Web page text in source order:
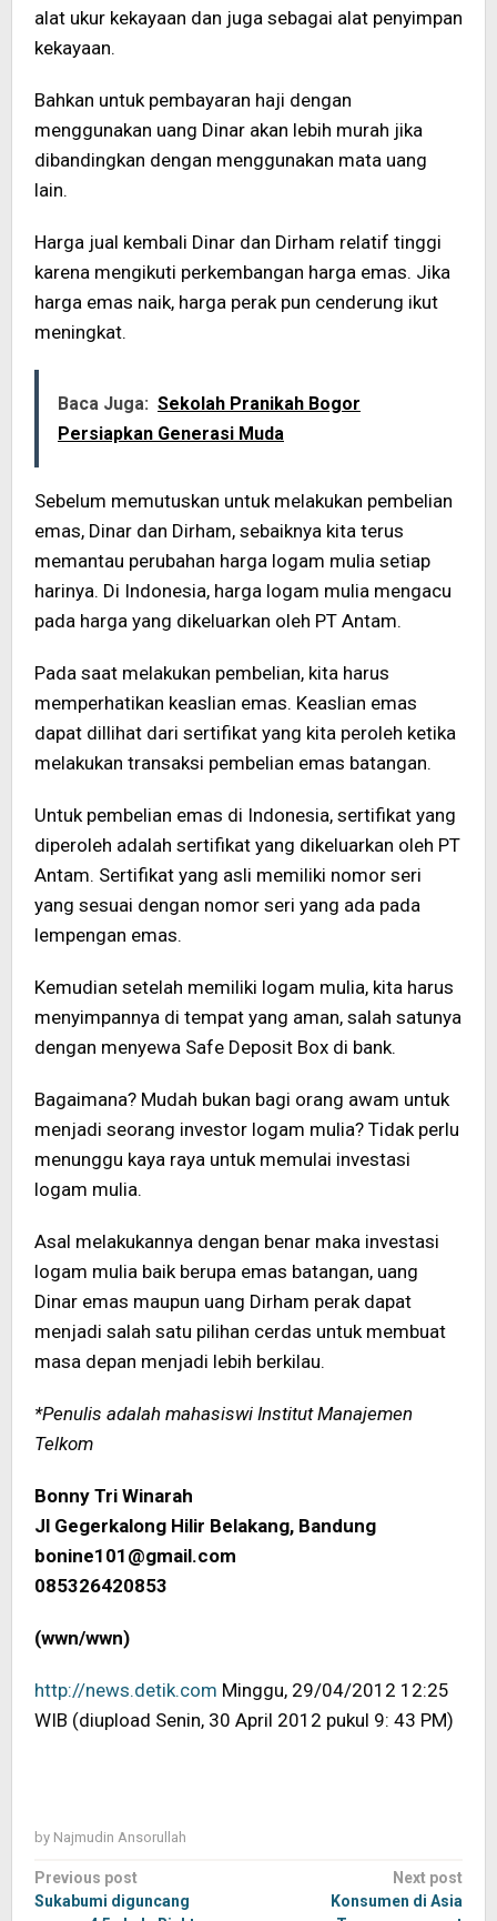
alat ukur kekayaan dan juga sebagai alat penyimpan
kekayaan.
Bahkan untuk pembayaran haji dengan
menggunakan uang Dinar akan lebih murah jika
dibandingkan dengan menggunakan mata uang
lain.
Harga jual kembali Dinar dan Dirham relatif tinggi
karena mengikuti perkembangan harga emas. Jika
harga emas naik, harga perak pun cenderung ikut
meningkat.
Baca Juga: Sekolah Pranikah Bogor
Persiapkan Generasi Muda
Sebelum memutuskan untuk melakukan pembelian
emas, Dinar dan Dirham, sebaiknya kita terus
memantau perubahan harga logam mulia setiap
harinya. Di Indonesia, harga logam mulia mengacu
pada harga yang dikeluarkan oleh PT Antam.
Pada saat melakukan pembelian, kita harus
memperhatikan keaslian emas. Keaslian emas
dapat dillihat dari sertifikat yang kita peroleh ketika
melakukan transaksi pembelian emas batangan.
Untuk pembelian emas di Indonesia, sertifikat yang
diperoleh adalah sertifikat yang dikeluarkan oleh PT
Antam. Sertifikat yang asli memiliki nomor seri
yang sesuai dengan nomor seri yang ada pada
lempengan emas.
Kemudian setelah memiliki logam mulia, kita harus
menyimpannya di tempat yang aman, salah satunya
dengan menyewa Safe Deposit Box di bank.
Bagaimana? Mudah bukan bagi orang awam untuk
menjadi seorang investor logam mulia? Tidak perlu
menunggu kaya raya untuk memulai investasi
logam mulia.
Asal melakukannya dengan benar maka investasi
logam mulia baik berupa emas batangan, uang
Dinar emas maupun uang Dirham perak dapat
menjadi salah satu pilihan cerdas untuk membuat
masa depan menjadi lebih berkilau.
*Penulis adalah mahasiswi Institut Manajemen
Telkom
Bonny Tri Winarah
Jl Gegerkalong Hilir Belakang, Bandung
bonine101@gmail.com
085326420853
(wwn/wwn)
http://news.detik.com Minggu, 29/04/2012 12:25
WIB (diupload Senin, 30 April 2012 pukul 9: 43 PM)
by Najmudin Ansorullah
Post
navigation
Previous post
Sukabumi diguncang
Next post
Konsumen di Asia